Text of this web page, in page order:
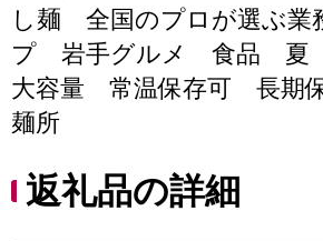
し麺 全国のプロが選ぶ
プ 岩手グルメ 食品 夏
大容量 常温保存可 長期
麺所
返礼品の詳細